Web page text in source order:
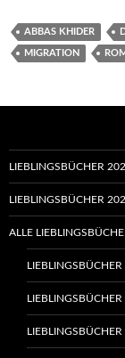
ABBAS KHIDER
MIGRATION
LIEBLINGSBÜCHER
LIEBLINGSBÜCHER
ALLE